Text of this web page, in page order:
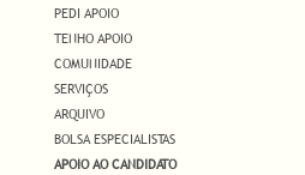
PEDI APOIO
TENHO APOIO
COMUNIDADE
SERVIÇOS
ARQUIVO
BOLSA ESPECIALISTAS
APOIO AO CANDIDATO